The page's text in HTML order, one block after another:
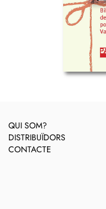
QUI SOM?
DISTRIBUÏDORS
CONTACTE